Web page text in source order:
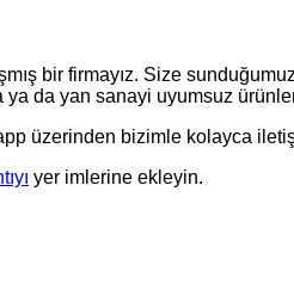
bir firmayız. Size sunduğumuz
da yan sanayi uyumsuz
üzerinden bizimle kolayca
yer imlerine ekleyin.